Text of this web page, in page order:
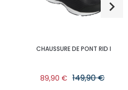
CHAUSSURE DE PONT RID I
89,90 € 149,90 €